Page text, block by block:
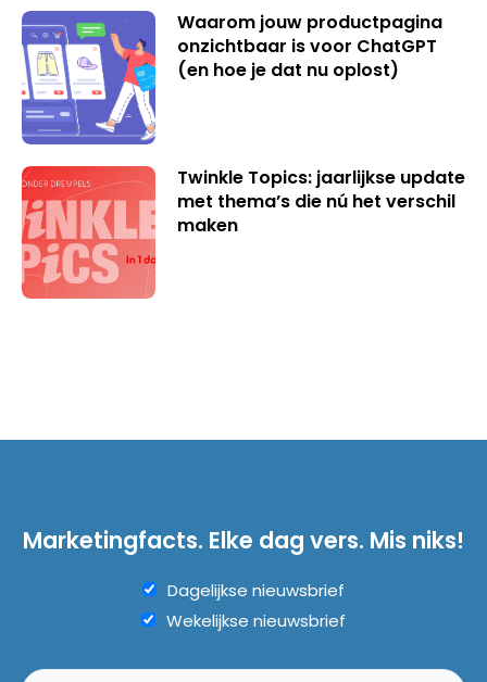
Waarom jouw productpagina
onzichtbaar is voor ChatGPT
(en hoe je dat nu oplost)
Twinkle Topics: jaarlijkse update
met thema’s die nú het verschil
maken
Marketingfacts. Elke dag vers. Mis niks!
Dagelijkse nieuwsbrief
Wekelijkse nieuwsbrief